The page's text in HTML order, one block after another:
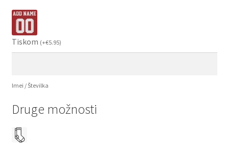
Tiskom (+€5.95)
Imei / Številka
Druge možnosti